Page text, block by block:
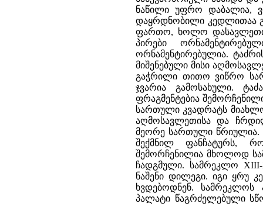
ნაწილი უფრო დაბალია,
დაყრდნობილი კედლითაა
ფართო, ხოლო
პირები
ორნამენტირებულია.
მიშენებული მისი
გაჭრილი თითო ვიწრო
ჯვარია გამოსახული.
ფრაგმენტებია
სართული კვადრატს
აღმოსავლეთისა და
მეორე სართული წრიულია.
შექმნილ ფანჩატურს,
შემორჩენილია მხოლოდ
ჩადგმული. სამრეკლო
ნაშენი დილეგი. იგი ყრუ
ხვდებოდნენ.
პალატი წაგრძელებული